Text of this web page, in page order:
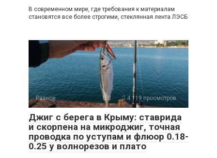
В современном мире, где требования к материалам
становятся все более строгими, стеклянная лента ЛЭСБ
Разное 0 4 119 просмотров
Джиг с берега в Крыму: ставрида
и скорпена на микроджиг, точная
проводка по уступам и флюор 0.18-
0.25 у волнорезов и плато